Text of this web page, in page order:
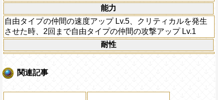
能力
自由タイプの仲間の速度アップ Lv.5、クリティカルを発生
させた時、2回まで自由タイプの仲間の攻撃アップ Lv.1
耐性
関連記事